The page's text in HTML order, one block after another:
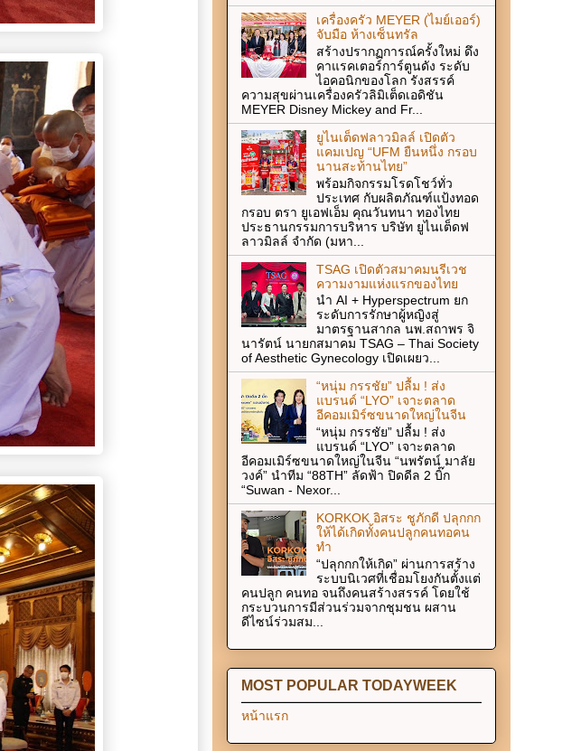
เครื่องครัว MEYER (ไมย์เออร์)
จับมือ ห้างเซ็นทรัล
สร้างปรากฏการณ์ครั้งใหม่ ดึง
คาแรคเตอร์การ์ตูนดัง ระดับ
ไอคอนิกของโลก รังสรรค์
ความสุขผ่านเครื่องครัวลิมิเต็ดเอดิชัน
MEYER Disney Mickey and Fr...
ยูไนเต็ดฟลาวมิลล์ เปิดตัว
แคมเปญ “UFM ยืนหนึ่ง กรอบ
นานสะท้านไทย”
พร้อมกิจกรรมโรดโชว์ทั่ว
ประเทศ กับผลิตภัณฑ์แป้งทอด
กรอบ ตรา ยูเอฟเอ็ม คุณวันทนา ทองไทย
ประธานกรรมการบริหาร บริษัท ยูไนเต็ดฟ
ลาวมิลล์ จำกัด (มหา...
TSAG เปิดตัวสมาคมนรีเวช
ความงามแห่งแรกของไทย
นำ AI + Hyperspectrum ยก
ระดับการรักษาผู้หญิงสู่
มาตรฐานสากล นพ.สถาพร จิ
นารัตน์ นายกสมาคม TSAG – Thai Society
of Aesthetic Gynecology เปิดเผยว...
“หนุ่ม กรรชัย” ปลื้ม ! ส่ง
แบรนด์ “LYO” เจาะตลาด
อีคอมเมิร์ซขนาดใหญ่ในจีน
“หนุ่ม กรรชัย” ปลื้ม ! ส่ง
แบรนด์ “LYO” เจาะตลาด
อีคอมเมิร์ซขนาดใหญ่ในจีน “นพรัตน์ มาลัย
วงค์” นำทีม “88TH” ลัดฟ้า ปิดดีล 2 บิ๊ก
“Suwan - Nexor...
KORKOK อิสระ ชูภักดี ปลุกกก
ให้ได้เกิดทั้งคนปลูกคนทอคน
ทำ
“ปลุกกกให้เกิด” ผ่านการสร้าง
ระบบนิเวศที่เชื่อมโยงกันตั้งแต่
คนปลูก คนทอ จนถึงคนสร้างสรรค์ โดยใช้
กระบวนการมีส่วนร่วมจากชุมชน ผสาน
ดีไซน์ร่วมสม...
MOST POPULAR TODAYWEEK
หน้าแรก